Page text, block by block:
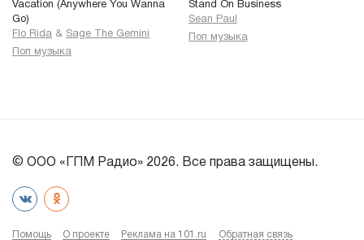
Vacation (Anywhere You Wanna
Go)
Flo Rida & Sage The Gemini
Поп музыка
Stand On Business
Sean Paul
Поп музыка
© ООО «ГПМ Радио» 2026. Все права защищены.
Помощь О проекте Реклама на 101.ru Обратная связь